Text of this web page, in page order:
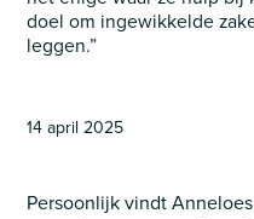
doel om ingewikkelde
leggen.”
14 april 2025
Persoonlijk vindt